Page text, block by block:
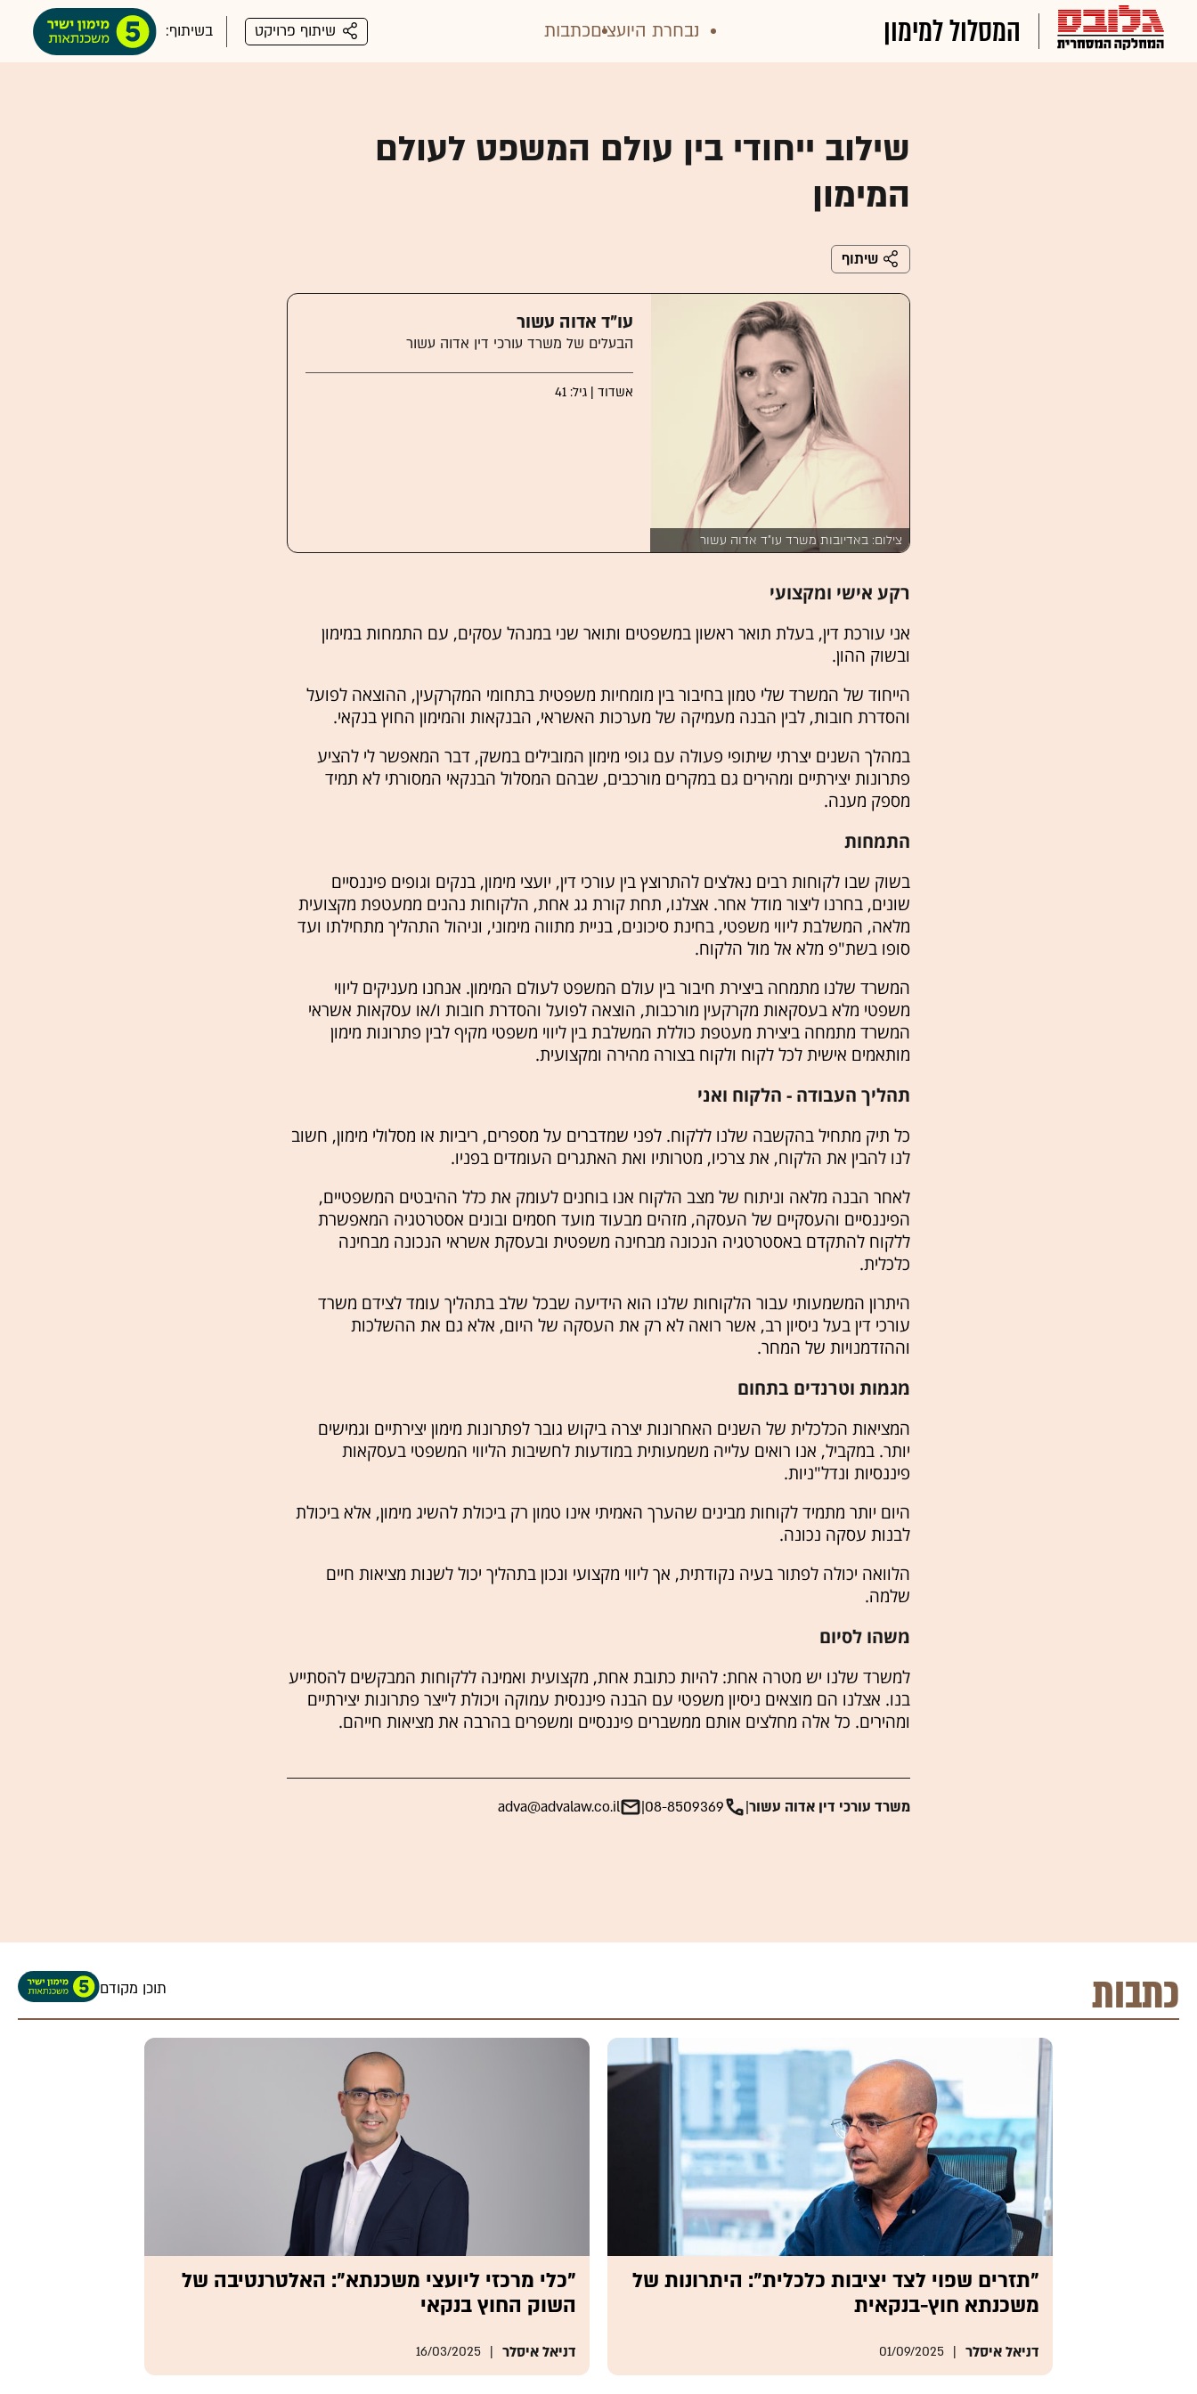
המסלול למימון נבחרת היועציםכתבות שיתוף פרויקט בשיתוף:
שילוב ייחודי בין עולם המשפט לעולם
המימון
שיתוף
צילום: באדיובות משרד עו"ד אדוה עשור
עו"ד אדוה עשור
הבעלים של משרד עורכי דין אדוה עשור
אשדוד | גיל: 41
רקע אישי ומקצועי
אני עורכת דין, בעלת תואר ראשון במשפטים ותואר שני במנהל עסקים, עם התמחות במימון
ובשוק ההון.
הייחוד של המשרד שלי טמון בחיבור בין מומחיות משפטית בתחומי המקרקעין, ההוצאה לפועל
והסדרת חובות, לבין הבנה מעמיקה של מערכות האשראי, הבנקאות והמימון החוץ בנקאי.
במהלך השנים יצרתי שיתופי פעולה עם גופי מימון המובילים במשק, דבר המאפשר לי להציע
פתרונות יצירתיים ומהירים גם במקרים מורכבים, שבהם המסלול הבנקאי המסורתי לא תמיד
מספק מענה.
התמחות
בשוק שבו לקוחות רבים נאלצים להתרוצץ בין עורכי דין, יועצי מימון, בנקים וגופים פיננסיים
שונים, בחרנו ליצור מודל אחר. אצלנו, תחת קורת גג אחת, הלקוחות נהנים ממעטפת מקצועית
מלאה, המשלבת ליווי משפטי, בחינת סיכונים, בניית מתווה מימוני, וניהול התהליך מתחילתו ועד
סופו בשת"פ מלא אל מול הלקוח.
המשרד שלנו מתמחה ביצירת חיבור בין עולם המשפט לעולם המימון. אנחנו מעניקים ליווי
משפטי מלא בעסקאות מקרקעין מורכבות, הוצאה לפועל והסדרת חובות ו/או עסקאות אשראי
המשרד מתמחה ביצירת מעטפת כוללת המשלבת בין ליווי משפטי מקיף לבין פתרונות מימון
מותאמים אישית לכל לקוח ולקוח בצורה מהירה ומקצועית.
תהליך העבודה - הלקוח ואני
כל תיק מתחיל בהקשבה שלנו ללקוח. לפני שמדברים על מספרים, ריביות או מסלולי מימון, חשוב
לנו להבין את הלקוח, את צרכיו, מטרותיו ואת האתגרים העומדים בפניו.
לאחר הבנה מלאה וניתוח של מצב הלקוח אנו בוחנים לעומק את כלל ההיבטים המשפטיים,
הפיננסיים והעסקיים של העסקה, מזהים מבעוד מועד חסמים ובונים אסטרטגיה המאפשרת
ללקוח להתקדם באסטרטגיה הנכונה מבחינה משפטית ובעסקת אשראי הנכונה מבחינה
כלכלית.
היתרון המשמעותי עבור הלקוחות שלנו הוא הידיעה שבכל שלב בתהליך עומד לצידם משרד
עורכי דין בעל ניסיון רב, אשר רואה לא רק את העסקה של היום, אלא גם את ההשלכות
וההזדמנויות של המחר.
מגמות וטרנדים בתחום
המציאות הכלכלית של השנים האחרונות יצרה ביקוש גובר לפתרונות מימון יצירתיים וגמישים
יותר. במקביל, אנו רואים עלייה משמעותית במודעות לחשיבות הליווי המשפטי בעסקאות
פיננסיות ונדל"ניות.
היום יותר מתמיד לקוחות מבינים שהערך האמיתי אינו טמון רק ביכולת להשיג מימון, אלא ביכולת
לבנות עסקה נכונה.
הלוואה יכולה לפתור בעיה נקודתית, אך ליווי מקצועי ונכון בתהליך יכול לשנות מציאות חיים
שלמה.
משהו לסיום
למשרד שלנו יש מטרה אחת: להיות כתובת אחת, מקצועית ואמינה ללקוחות המבקשים להסתייע
בנו. אצלנו הם מוצאים ניסיון משפטי עם הבנה פיננסית עמוקה ויכולת לייצר פתרונות יצירתיים
ומהירים. כל אלה מחלצים אותם ממשברים פיננסיים ומשפרים בהרבה את מציאות חייהם.
משרד עורכי דין אדוה עשור|
08-8509369
|
adva@advalaw.co.il
כתבות תוכן מקודם
"תזרים שפוי לצד יציבות כלכלית": היתרונות של
משכנתא חוץ-בנקאית
דניאל איסלר 01/09/2025
"כלי מרכזי ליועצי משכנתא": האלטרנטיבה של
השוק החוץ בנקאי
דניאל איסלר 16/03/2025